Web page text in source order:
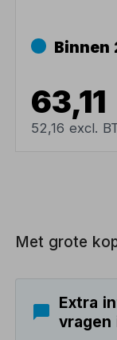
Binnen
63,11
52,16 excl.
Met grote
Extra
vragen